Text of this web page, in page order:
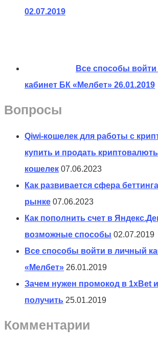
02.07.2019
Все способы
кабинет БК «Мелбет» 26.01.2019
Вопросы
Qiwi-кошелек для работы с
купить и продать
кошелек 07.06.2023
Как развивается сфера
рынке 07.06.2023
Как пополнить счет в
возможные способы 02.07.2019
Все способы войти в личный
«Мелбет» 26.01.2019
Зачем нужен промокод в 1xBet
получить 25.01.2019
Комментарии